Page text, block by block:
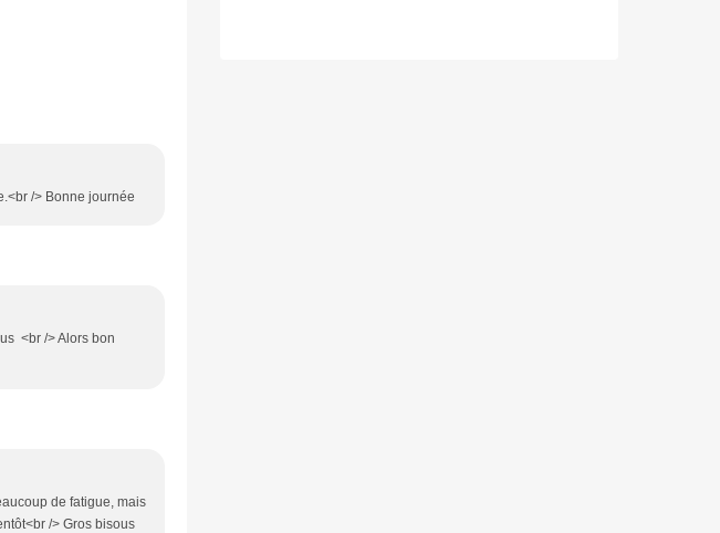
/> Bonne journée
<br /> Alors bon
de fatigue, mais
/> Gros bisous